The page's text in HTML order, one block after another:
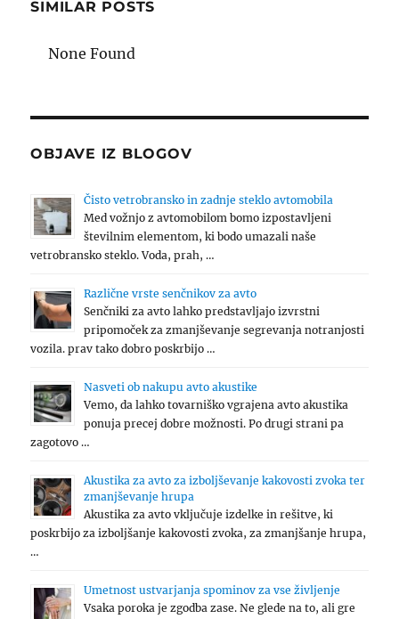
SIMILAR POSTS
None Found
OBJAVE IZ BLOGOV
Čisto vetrobransko in zadnje steklo avtomobila
Med vožnjo z avtomobilom bomo izpostavljeni
številnim elementom, ki bodo umazali naše
vetrobransko steklo. Voda, prah, …
Različne vrste senčnikov za avto
Senčniki za avto lahko predstavljajo izvrstni
pripomoček za zmanjševanje segrevanja notranjosti
vozila. prav tako dobro poskrbijo …
Nasveti ob nakupu avto akustike
Vemo, da lahko tovarniško vgrajena avto akustika
ponuja precej dobre možnosti. Po drugi strani pa
zagotovo …
Akustika za avto za izboljševanje kakovosti zvoka ter
zmanjševanje hrupa
Akustika za avto vključuje izdelke in rešitve, ki
poskrbijo za izboljšanje kakovosti zvoka, za zmanjšanje hrupa,
…
Umetnost ustvarjanja spominov za vse življenje
Vsaka poroka je zgodba zase. Ne glede na to, ali gre